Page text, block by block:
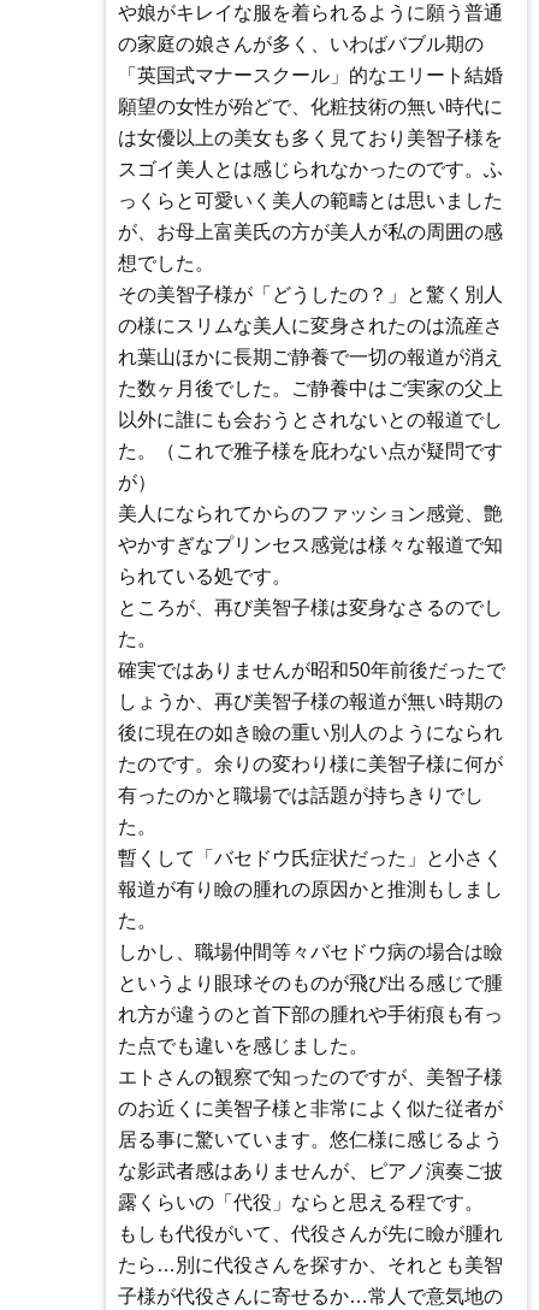
や娘がキレイな服を着られるように願う普通
の家庭の娘さんが多く、いわばバブル期の
「英国式マナースクール」的なエリート結婚
願望の女性が殆どで、化粧技術の無い時代に
は女優以上の美女も多く見ており美智子様を
スゴイ美人とは感じられなかったのです。ふ
っくらと可愛いく美人の範疇とは思いました
が、お母上富美氏の方が美人が私の周囲の感
想でした。
その美智子様が「どうしたの？」と驚く別人
の様にスリムな美人に変身されたのは流産さ
れ葉山ほかに長期ご静養で一切の報道が消え
た数ヶ月後でした。ご静養中はご実家の父上
以外に誰にも会おうとされないとの報道でし
た。（これで雅子様を庇わない点が疑問です
が）
美人になられてからのファッション感覚、艶
やかすぎなプリンセス感覚は様々な報道で知
られている処です。
ところが、再び美智子様は変身なさるのでし
た。
確実ではありませんが昭和50年前後だったで
しょうか、再び美智子様の報道が無い時期の
後に現在の如き瞼の重い別人のようになられ
たのです。余りの変わり様に美智子様に何が
有ったのかと職場では話題が持ちきりでし
た。
暫くして「バセドウ氏症状だった」と小さく
報道が有り瞼の腫れの原因かと推測もしまし
た。
しかし、職場仲間等々バセドウ病の場合は瞼
というより眼球そのものが飛び出る感じで腫
れ方が違うのと首下部の腫れや手術痕も有っ
た点でも違いを感じました。
エトさんの観察で知ったのですが、美智子様
のお近くに美智子様と非常によく似た従者が
居る事に驚いています。悠仁様に感じるよう
な影武者感はありませんが、ピアノ演奏ご披
露くらいの「代役」ならと思える程です。
もしも代役がいて、代役さんが先に瞼が腫れ
たら…別に代役さんを探すか、それとも美智
子様が代役さんに寄せるか…常人で意気地の